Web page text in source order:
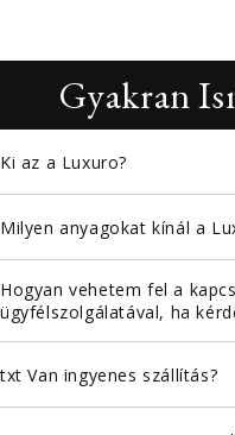
Gyakran
Ki az a Luxuro?
Milyen anyagokat kínál a
Hogyan vehetem fel a
ügyfélszolgálatával, ha
txt Van ingyenes szállítás?